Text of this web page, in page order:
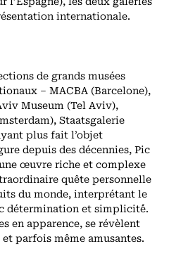
internationale.
de grands musées
– MACBA (Barcelone),
Museum (Tel Aviv),
Staatsgalerie
plus fait l’objet
depuis des décennies, Pic
œuvre riche et complexe
quête personnelle
du monde, interprétant le
détermination et simplicité́.
en apparence, se révèlent
parfois même amusantes.